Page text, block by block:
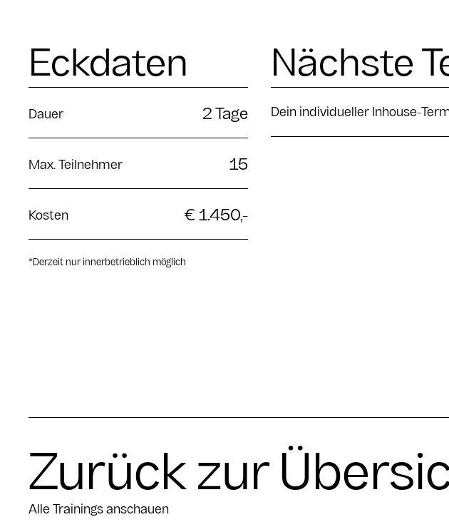
Eckdaten
Dauer 2 Tage
Max. Teilnehmer 15
Kosten € 1.450,-
*Derzeit nur innerbetrieblich möglich
Nächste
Dein individueller Inhouse-
Zurück zur
Alle Trainings anschauen